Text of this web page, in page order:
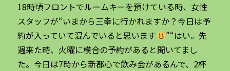
18時頃フロントでルームキーを預けている時、女性
スタッフが“いまから三幸に行かれますか？今日は予
約が入っていて混んでいると思います
”“はい。先
週来た時、火曜に模合の予約があると聞いてまし
た。今日は7時から新都心で飲み会があるんで、2杯